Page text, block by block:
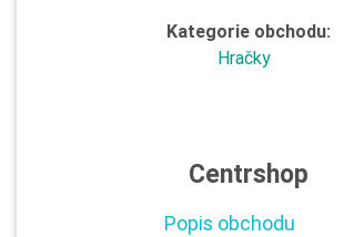
Kategorie obchodu:
Hračky
Centrshop
Popis obchodu